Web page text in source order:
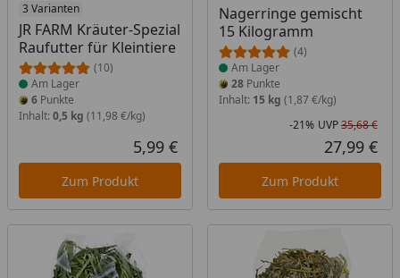
3 Varianten
JR FARM Kräuter-Spezial
Raufutter für Kleintiere
(10)
Produkt am Lager
Am Lager
6 Punkte
Inhalt: 0,5 kg (11,98 €/kg)
Aktueller Preis
5,99 €
Zum Produkt
Nagerringe gemischt
15 Kilogramm
(4)
Produkt am Lager
Am Lager
28Punkte
Inhalt: 15 kg (1,87 €/kg)
-21% UVP35,68 €
27,99 €
Zum Produkt